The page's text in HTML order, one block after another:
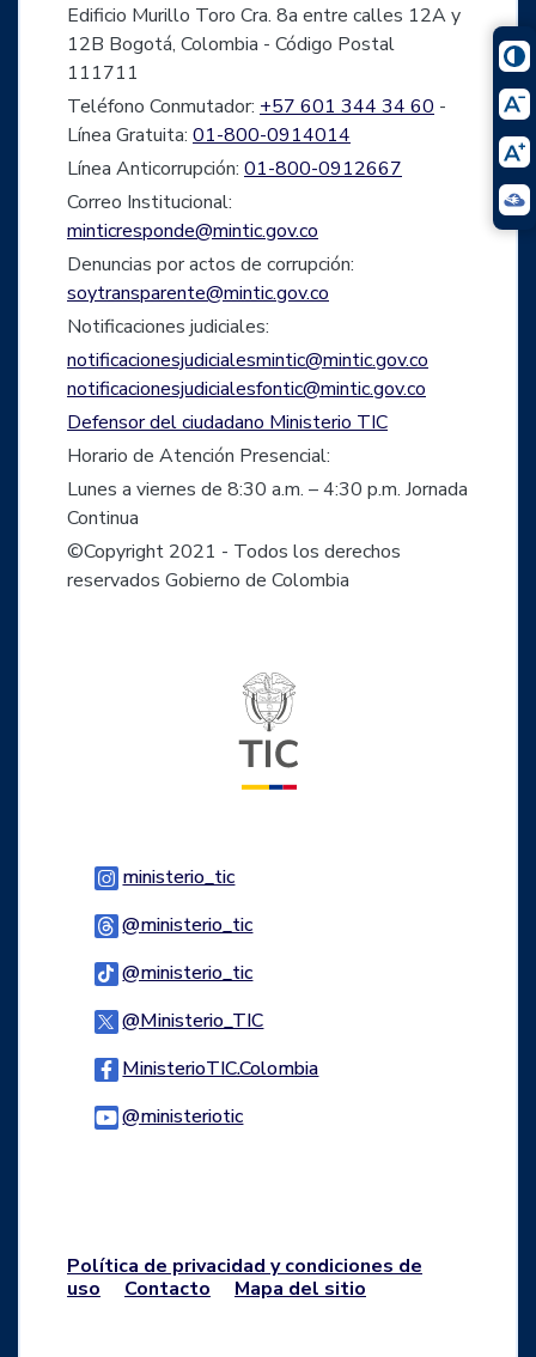
Edificio Murillo Toro Cra. 8a entre calles 12A y
12B Bogotá, Colombia - Código Postal
111711
Teléfono Conmutador: +57 601 344 34 60 -
Línea Gratuita: 01-800-0914014
Línea Anticorrupción: 01-800-0912667
Correo Institucional:
minticresponde@mintic.gov.co
Denuncias por actos de corrupción:
soytransparente@mintic.gov.co
Notificaciones judiciales:
notificacionesjudicialesmintic@mintic.gov.co
notificacionesjudicialesfontic@mintic.gov.co
Defensor del ciudadano Ministerio TIC
Horario de Atención Presencial:
Lunes a viernes de 8:30 a.m. – 4:30 p.m. Jornada
Continua
©Copyright 2021 - Todos los derechos
reservados Gobierno de Colombia
ministerio_ticLogo Instagram
@ministerio_ticLogo Threads
@ministerio_ticLogo Tiktok
@Ministerio_TICLogo Twitter
MinisterioTIC.ColombiaLogo Facebook
@ministerioticLogo Youtube
Política de privacidad y condiciones de
uso
Contacto Mapa del sitio